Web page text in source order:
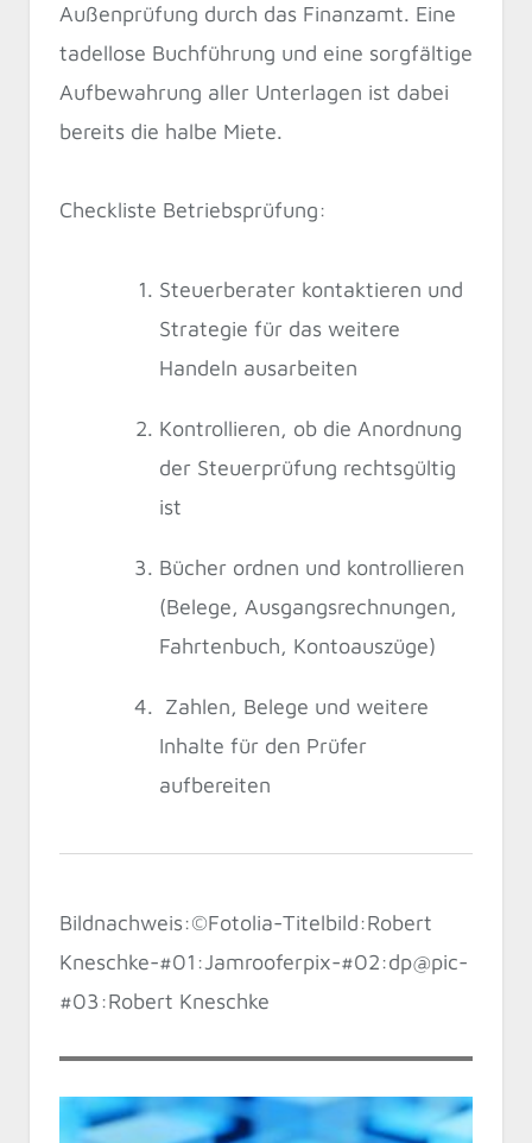
Außenprüfung durch das Finanzamt. Eine
tadellose Buchführung und eine sorgfältige
Aufbewahrung aller Unterlagen ist dabei
bereits die halbe Miete.
Checkliste Betriebsprüfung:
Steuerberater kontaktieren und
Strategie für das weitere
Handeln ausarbeiten
Kontrollieren, ob die Anordnung
der Steuerprüfung rechtsgültig
ist
Bücher ordnen und kontrollieren
(Belege, Ausgangsrechnungen,
Fahrtenbuch, Kontoauszüge)
Zahlen, Belege und weitere
Inhalte für den Prüfer
aufbereiten
Bildnachweis:©Fotolia-Titelbild:Robert
Kneschke-#01:Jamrooferpix-#02:dp@pic-
#03:Robert Kneschke